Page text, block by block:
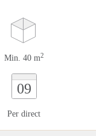
Min. 40 m2
09
Per direct